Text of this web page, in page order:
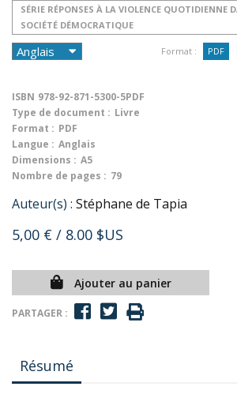
SÉRIE RÉPONSES À LA VIOLENCE QUOTIDIENNE
SOCIÉTÉ DÉMOCRATIQUE
Format : PDF
ISBN 978-92-871-5300-5PDF
Type de document : Livre
Format : PDF
Langue : Anglais
Dimensions : A5
Nombre de pages : 79
Auteur(s) : Stéphane de Tapia
5,00 € / 8.00 $US
Ajouter au panier
PARTAGER :
Résumé